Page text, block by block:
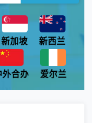
新加坡 新西兰
外合办 爱尔兰